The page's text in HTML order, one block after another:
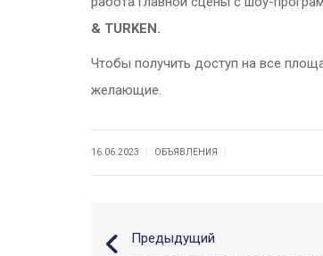
& TURKEN.
Чтобы получить доступ на все
желающие.
16.06.2023 ОБЪЯВЛЕНИЯ
Предыдущий